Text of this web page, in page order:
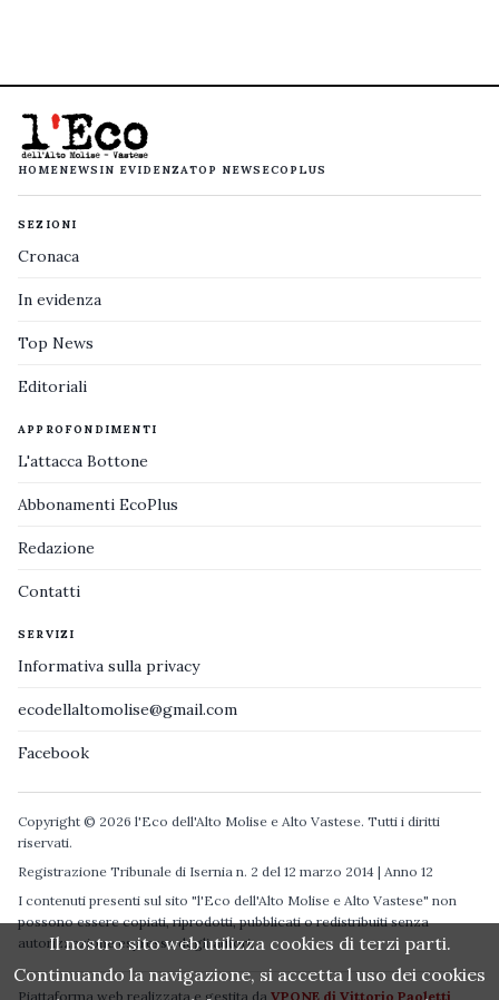
HOMENEWS IN EVIDENZATOP NEWS ECOPLUS
SEZIONI
Cronaca
In evidenza
Top News
Editoriali
APPROFONDIMENTI
L'attacca Bottone
Abbonamenti EcoPlus
Redazione
Contatti
SERVIZI
Informativa sulla privacy
ecodellaltomolise@gmail.com
Facebook
Copyright © 2026 l'Eco dell'Alto Molise e Alto Vastese. Tutti i diritti
riservati.
Registrazione Tribunale di Isernia n. 2 del 12 marzo 2014 | Anno 12
I contenuti presenti sul sito "l'Eco dell'Alto Molise e Alto Vastese" non
possono essere copiati, riprodotti, pubblicati o redistribuiti senza
autorizzazione espressa degli autori.
Piattaforma web realizzata e gestita da VPONE di Vittorio Paoletti
Il nostro sito web utilizza cookies di terzi parti.
Continuando la navigazione, si accetta l uso dei cookies